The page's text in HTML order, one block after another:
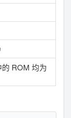
ROM 均为